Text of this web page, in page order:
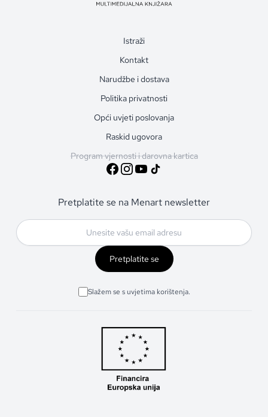
Istraži
Kontakt
Narudžbe i dostava
Politika privatnosti
Opći uvjeti poslovanja
Raskid ugovora
Program vjernosti i darovna kartica
Pretplatite se na Menart newsletter
Pretplatite se
Slažem se s uvjetima korištenja.